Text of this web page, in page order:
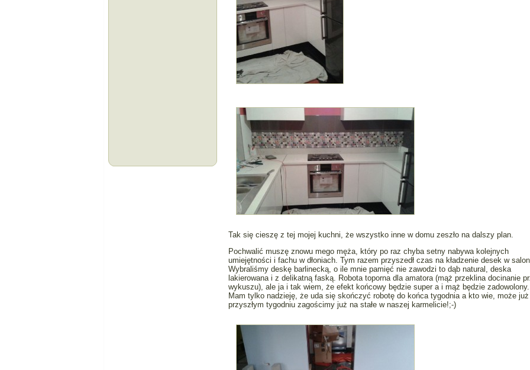
Tak się cieszę z tej mojej kuchni, że wszystko inne w domu zeszło na dalszy plan.
Pochwalić muszę znowu mego męża, który po raz chyba setny nabywa kolejnych
umiejętności i fachu w dłoniach. Tym razem przyszedł czas na kładzenie desek w
Wybraliśmy deskę barlinecką, o ile mnie pamięć nie zawodzi to dąb natural, deska
lakierowana i z delikatną faską. Robota toporna dla amatora (mąż przeklina docinanie
wykuszu), ale ja i tak wiem, że efekt końcowy będzie super a i mąż będzie zadowolony.
Mam tylko nadzieję, że uda się skończyć robotę do końca tygodnia a kto wie, może
przyszłym tygodniu zagościmy już na stałe w naszej karmelicie!;-)